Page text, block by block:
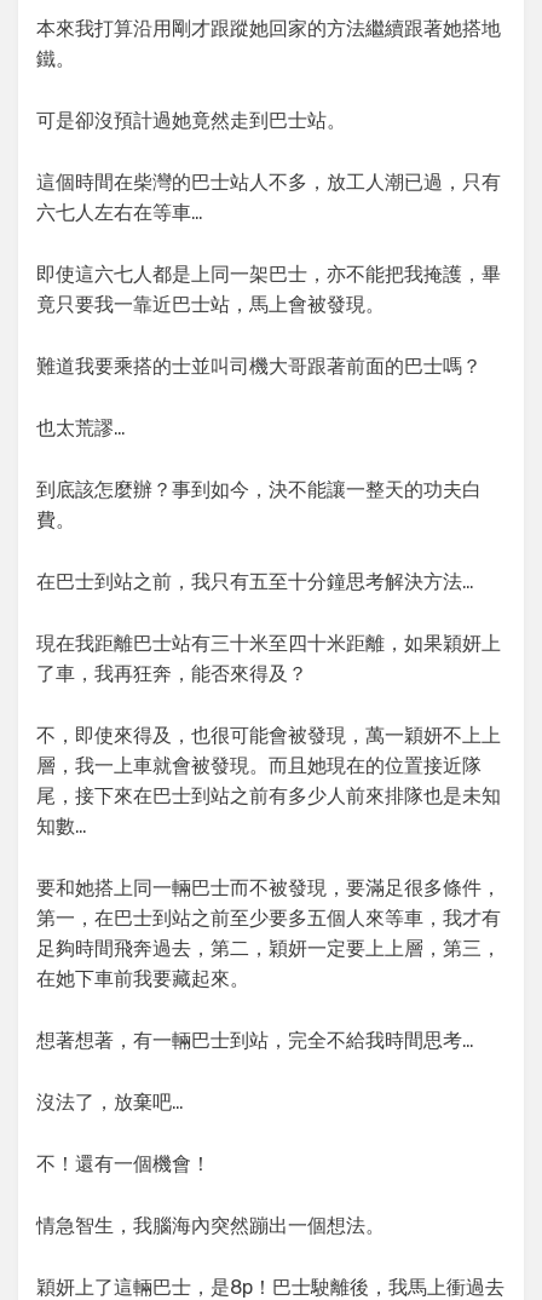
本來我打算沿用剛才跟蹤她回家的方法繼續跟著她搭地
鐵。
可是卻沒預計過她竟然走到巴士站。
這個時間在柴灣的巴士站人不多，放工人潮已過，只有
六七人左右在等車…
即使這六七人都是上同一架巴士，亦不能把我掩護，畢
竟只要我一靠近巴士站，馬上會被發現。
難道我要乘搭的士並叫司機大哥跟著前面的巴士嗎？
也太荒謬…
到底該怎麼辦？事到如今，決不能讓一整天的功夫白
費。
在巴士到站之前，我只有五至十分鐘思考解決方法…
現在我距離巴士站有三十米至四十米距離，如果穎妍上
了車，我再狂奔，能否來得及？
不，即使來得及，也很可能會被發現，萬一穎妍不上上
層，我一上車就會被發現。而且她現在的位置接近隊
尾，接下來在巴士到站之前有多少人前來排隊也是未知
知數…
要和她搭上同一輛巴士而不被發現，要滿足很多條件，
第一，在巴士到站之前至少要多五個人來等車，我才有
足夠時間飛奔過去，第二，穎妍一定要上上層，第三，
在她下車前我要藏起來。
想著想著，有一輛巴士到站，完全不給我時間思考…
沒法了，放棄吧…
不！還有一個機會！
情急智生，我腦海內突然蹦出一個想法。
穎妍上了這輛巴士，是8p！巴士駛離後，我馬上衝過去